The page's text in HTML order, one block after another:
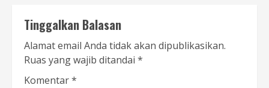
Tinggalkan Balasan
Alamat email Anda tidak akan dipublikasikan.
Ruas yang wajib ditandai *
Komentar*